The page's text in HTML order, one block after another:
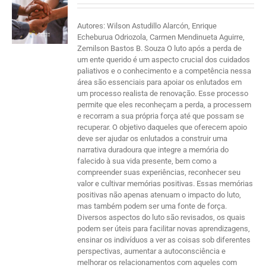
Autores: Wilson Astudillo Alarcón, Enrique
Echeburua Odriozola, Carmen Mendinueta Aguirre,
Zemilson Bastos B. Souza O luto após a perda de
um ente querido é um aspecto crucial dos cuidados
paliativos e o conhecimento e a competência nessa
área são essenciais para apoiar os enlutados em
um processo realista de renovação. Esse processo
permite que eles reconheçam a perda, a processem
e recorram a sua própria força até que possam se
recuperar. O objetivo daqueles que oferecem apoio
deve ser ajudar os enlutados a construir uma
narrativa duradoura que integre a memória do
falecido à sua vida presente, bem como a
compreender suas experiências, reconhecer seu
valor e cultivar memórias positivas. Essas memórias
positivas não apenas atenuam o impacto do luto,
mas também podem ser uma fonte de força.
Diversos aspectos do luto são revisados, os quais
podem ser úteis para facilitar novas aprendizagens,
ensinar os indivíduos a ver as coisas sob diferentes
perspectivas, aumentar a autoconsciência e
melhorar os relacionamentos com aqueles com